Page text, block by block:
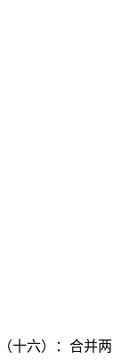
十六）：合并两